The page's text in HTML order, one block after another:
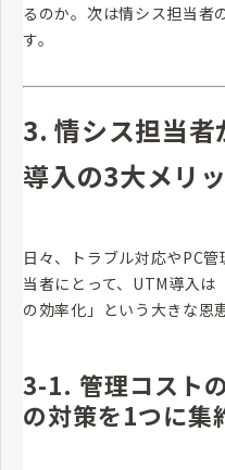
るのか。次は情シス担当者
す。
3. 情シス担当
導入の3大メリッ
日々、トラブル対応やPC
当者にとって、UTM導入は
の効率化」という大きな恩
3-1. 管理コスト
の対策を1つに集